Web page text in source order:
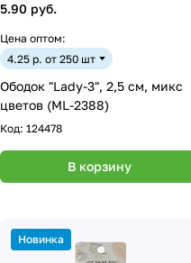
5.90 руб.
Цена оптом:
4.25 р. от 250 шт
Ободок "Lady-3", 2,5 см, микс
цветов (ML-2388)
Код: 124478
В корзину
Новинка